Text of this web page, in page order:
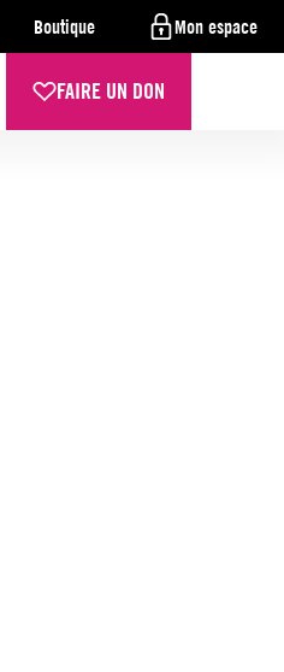
Boutique Mon espace
FAIRE UN DON